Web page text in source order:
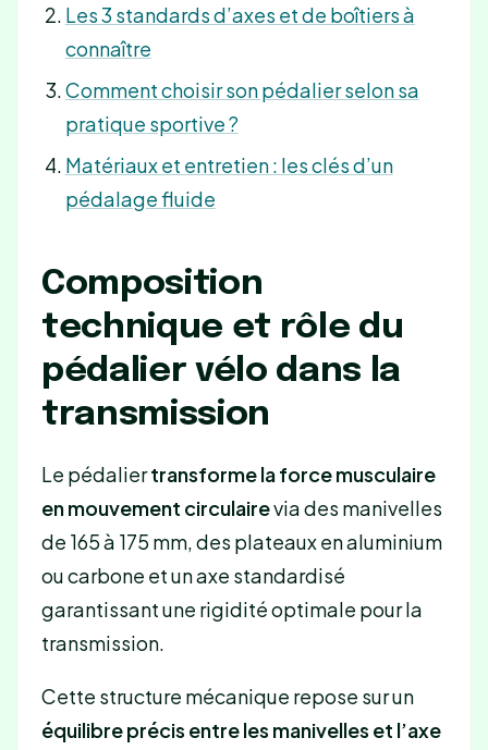
Les 3 standards d’axes et de boîtiers à
connaître
Comment choisir son pédalier selon sa
pratique sportive ?
Matériaux et entretien : les clés d’un
pédalage fluide
Composition
technique et rôle du
pédalier vélo dans la
transmission
Le pédaliertransforme la force musculaire
en mouvement circulairevia des manivelles
de 165 à 175 mm, des plateaux en aluminium
ou carbone et un axe standardisé
garantissant une rigidité optimale pour la
transmission.
Cette structure mécanique repose sur un
équilibre précis entre les manivelles et l’axe